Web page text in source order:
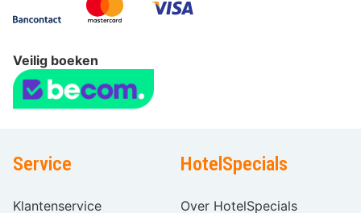
Veilig boeken
Service
Klantenservice
HotelSpecials
Over HotelSpecials